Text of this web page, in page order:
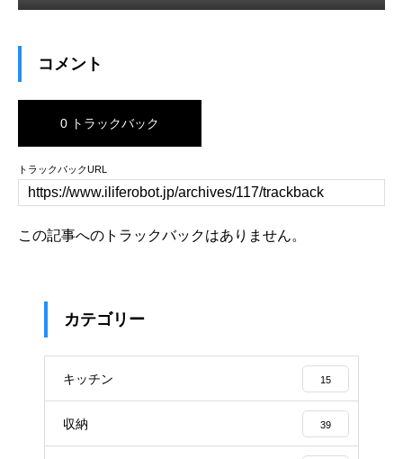
コメント
0 トラックバック
トラックバックURL
この記事へのトラックバックはありません。
カテゴリー
キッチン 15
収納 39